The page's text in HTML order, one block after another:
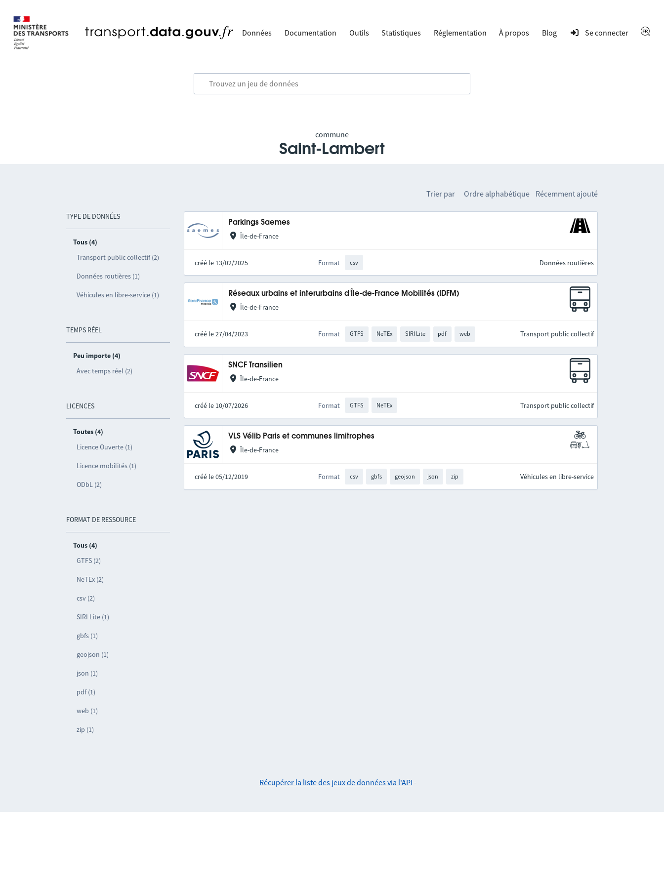
Données Documentation Outils Statistiques Réglementation À propos Blog Se connecter
commune
Saint-Lambert
TYPE DE DONNÉES
Tous (4)
Transport public collectif (2)
Données routières (1)
Véhicules en libre-service (1)
TEMPS RÉEL
Peu importe (4)
Avec temps réel (2)
LICENCES
Toutes (4)
Licence Ouverte (1)
Licence mobilités (1)
ODbL (2)
FORMAT DE RESSOURCE
Tous (4)
GTFS (2)
NeTEx (2)
csv (2)
SIRI Lite (1)
gbfs (1)
geojson (1)
json (1)
pdf (1)
web (1)
zip (1)
Trier par Ordre alphabétique Récemment ajouté
Parkings Saemes
Île-de-France
créé le 13/02/2025 Format csv Données routières
Réseaux urbains et interurbains d'Île-de-France Mobilités (IDFM)
Île-de-France
créé le 27/04/2023 Format GTFS NeTEx SIRI Lite pdf web Transport public collectif
SNCF Transilien
Île-de-France
créé le 10/07/2026 Format GTFS NeTEx Transport public collectif
VLS Vélib Paris et communes limitrophes
Île-de-France
créé le 05/12/2019 Format csv gbfs geojson json zip Véhicules en libre-service
Récupérer la liste des jeux de données via l'API -